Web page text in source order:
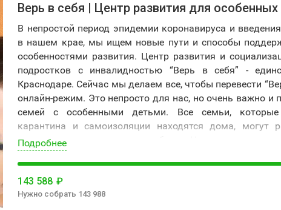
Верь в себя | Центр развития для особенных
В непростой период эпидемии коронавируса и
в нашем крае, мы ищем новые пути и способы
особенностями развития. Центр развития и
подростков с инвалидностью “Верь в себя” -
Краснодаре. Сейчас мы делаем все, чтобы перевести
онлайн-режим. Это непросто для нас, но очень важно и
семей с особенными детьми. Все семьи,
карантина и самоизоляции находятся дома, могут
сами и учить новому своего ребенка. Нам нужна ваша
Подробнее
143 588 ₽
Нужно собрать 143 988